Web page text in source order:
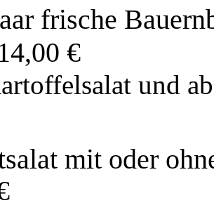
frische
€
und
mit oder